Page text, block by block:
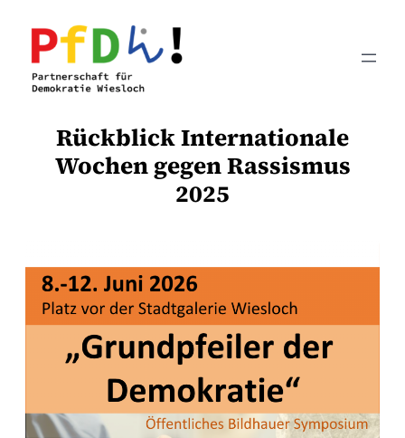
Inhalt
springen
Rückblick Internationale
Wochen gegen Rassismus
2025